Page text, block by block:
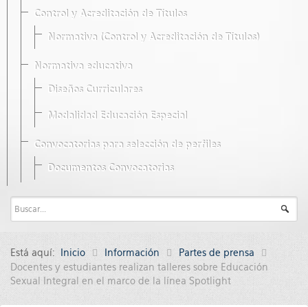
Control y Acreditación de Títulos
Normativa (Control y Acreditación de Títulos)
Normativa educativa
Diseños Curriculares
Modalidad Educación Especial
Convocatorias para selección de perfiles
Documentos Convocatorias
Está aquí: Inicio Información
Partes de prensa
Docentes y estudiantes realizan talleres sobre Educación
Sexual Integral en el marco de la línea Spotlight